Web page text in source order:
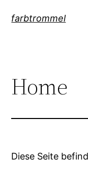
Inhaltfarbtrommel
Home
Diese Seite